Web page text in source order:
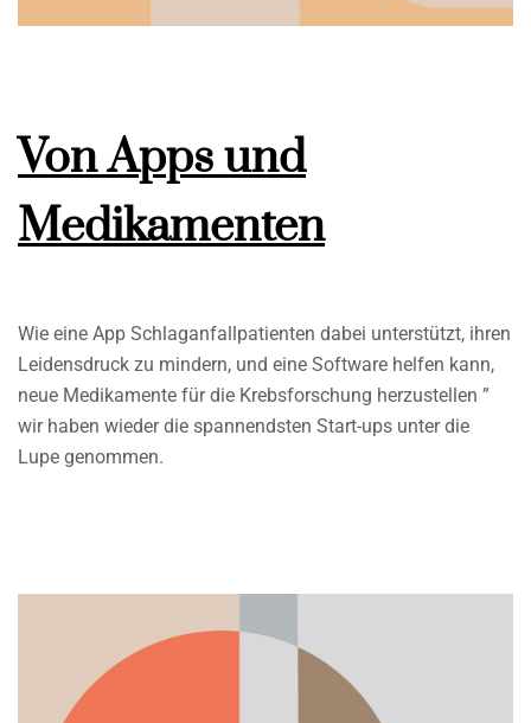
Von Apps und
Medikamenten
Wie eine App Schlaganfallpatienten dabei unterstützt, ihren
Leidensdruck zu mindern, und eine Software helfen kann,
neue Medikamente für die Krebsforschung herzustellen ”
wir haben wieder die spannendsten Start-ups unter die
Lupe genommen.